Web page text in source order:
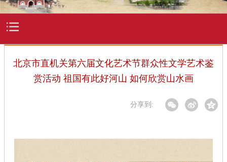
北京市直机关第六届文化艺术节群众性文学艺术鉴
赏活动 祖国有此好河山 如何欣赏山水画
分享到: